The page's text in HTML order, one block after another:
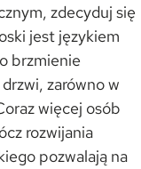
zdecyduj się
jest językiem
brzmienie
zarówno w
więcej osób
rozwijania
pozwalają na